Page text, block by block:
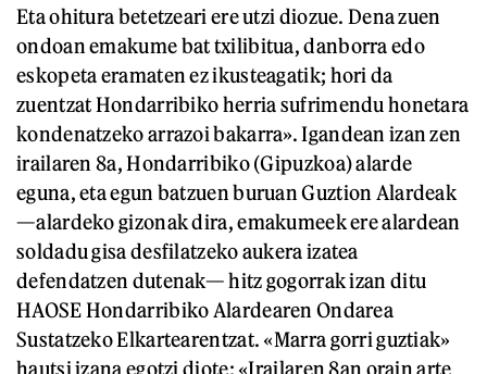
Eta ohitura betetzeari ere utzi diozue. Dena zuen
ondoan emakume bat txilibitua, danborra edo
eskopeta eramaten ez ikusteagatik; hori da
zuentzat Hondarribiko herria sufrimendu honetara
kondenatzeko arrazoi bakarra». Igandean izan zen
irailaren 8a, Hondarribiko (Gipuzkoa) alarde
eguna, eta egun batzuen buruan Guztion Alardeak
—alardeko gizonak dira, emakumeek ere alardean
soldadu gisa desfilatzeko aukera izatea
defendatzen dutenak— hitz gogorrak izan ditu
HAOSE Hondarribiko Alardearen Ondarea
Sustatzeko Elkartearentzat. «Marra gorri guztiak»
hautsi izana egotzi diote: «Irailaren 8an orain arte